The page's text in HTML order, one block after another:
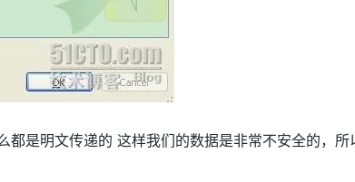
是明文传递的 这样我们的数据是非常不安全的，所